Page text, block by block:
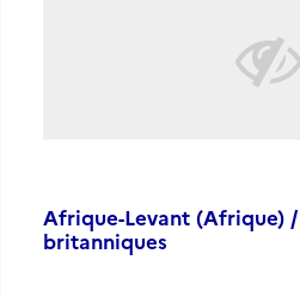
Afrique-Levant (Afrique) /
britanniques